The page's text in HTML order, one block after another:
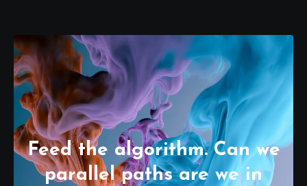
Feed the algorithm. Can we
parallel paths are we in